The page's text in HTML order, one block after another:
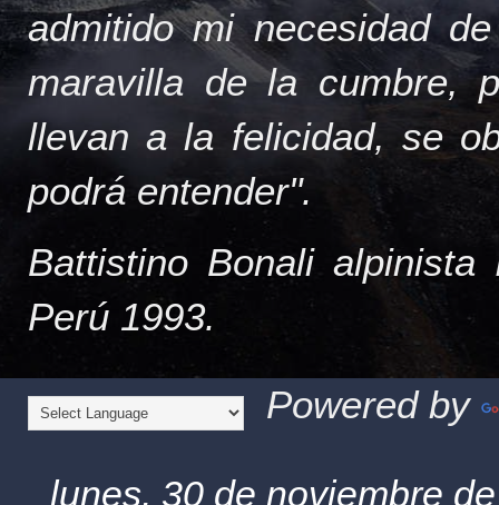
admitido mi necesidad
maravilla de la cumbre,
llevan a la felicidad, se
podrá entender".
Battistino Bonali
Perú 1993.
Powered by
lunes, 30 de noviembre